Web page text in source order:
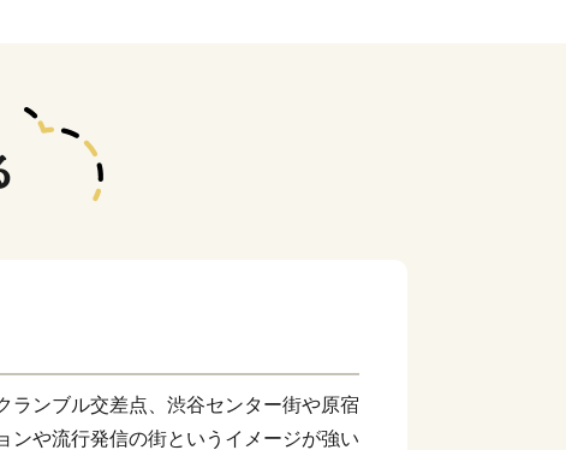
ランブル交差点、渋谷センター街や原宿
ンや流行発信の街というイメージが強い